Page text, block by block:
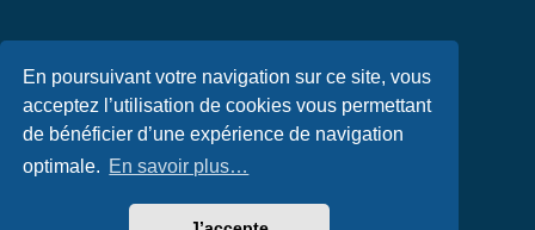
En poursuivant votre navigation sur ce site, vous
acceptez l’utilisation de cookies vous permettant
de bénéficier d’une expérience de navigation
optimale. En savoir plus…